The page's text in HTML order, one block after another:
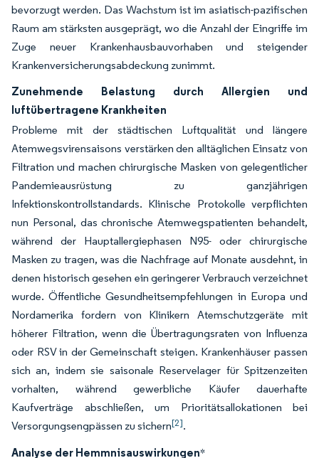
bevorzugt werden. Das Wachstum ist im asiatisch-pazifischen
Raum am stärksten ausgeprägt, wo die Anzahl der Eingriffe im
Zuge neuer Krankenhausbauvorhaben und steigender
Krankenversicherungsabdeckung zunimmt.
Zunehmende Belastung durch Allergien und
luftübertragene Krankheiten
Probleme mit der städtischen Luftqualität und längere
Atemwegsvirensaisons verstärken den alltäglichen Einsatz von
Filtration und machen chirurgische Masken von gelegentlicher
Pandemieausrüstung zu ganzjährigen
Infektionskontrollstandards. Klinische Protokolle verpflichten
nun Personal, das chronische Atemwegspatienten behandelt,
während der Hauptallergiephasen N95- oder chirurgische
Masken zu tragen, was die Nachfrage auf Monate ausdehnt, in
denen historisch gesehen ein geringerer Verbrauch verzeichnet
wurde. Öffentliche Gesundheitsempfehlungen in Europa und
Nordamerika fordern von Klinikern Atemschutzgeräte mit
höherer Filtration, wenn die Übertragungsraten von Influenza
oder RSV in der Gemeinschaft steigen. Krankenhäuser passen
sich an, indem sie saisonale Reservelager für Spitzenzeiten
vorhalten, während gewerbliche Käufer dauerhafte
Kaufverträge abschließen, um Prioritätsallokationen bei
Versorgungsengpässen zu sichern[2].
Analyse der Hemmnisauswirkungen*